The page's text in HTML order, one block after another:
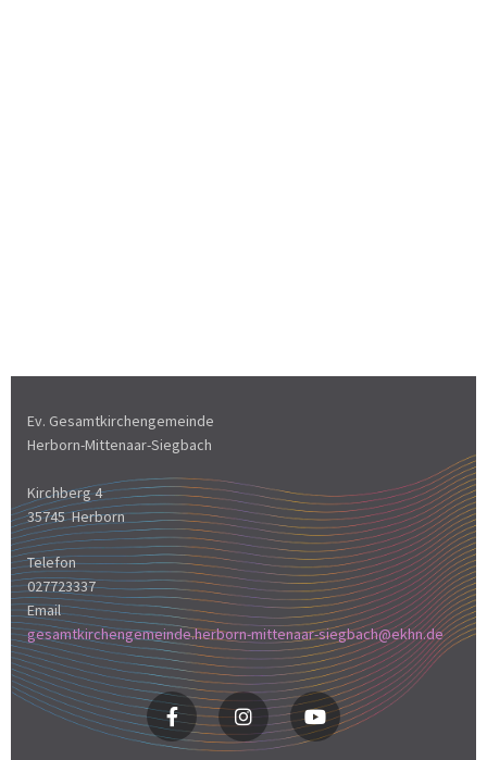
Ev. Gesamtkirchengemeinde
Herborn-Mittenaar-Siegbach
Kirchberg 4
35745 Herborn
Telefon
027723337
Email
gesamtkirchengemeinde.herborn-mittenaar-siegbach@ekhn.de